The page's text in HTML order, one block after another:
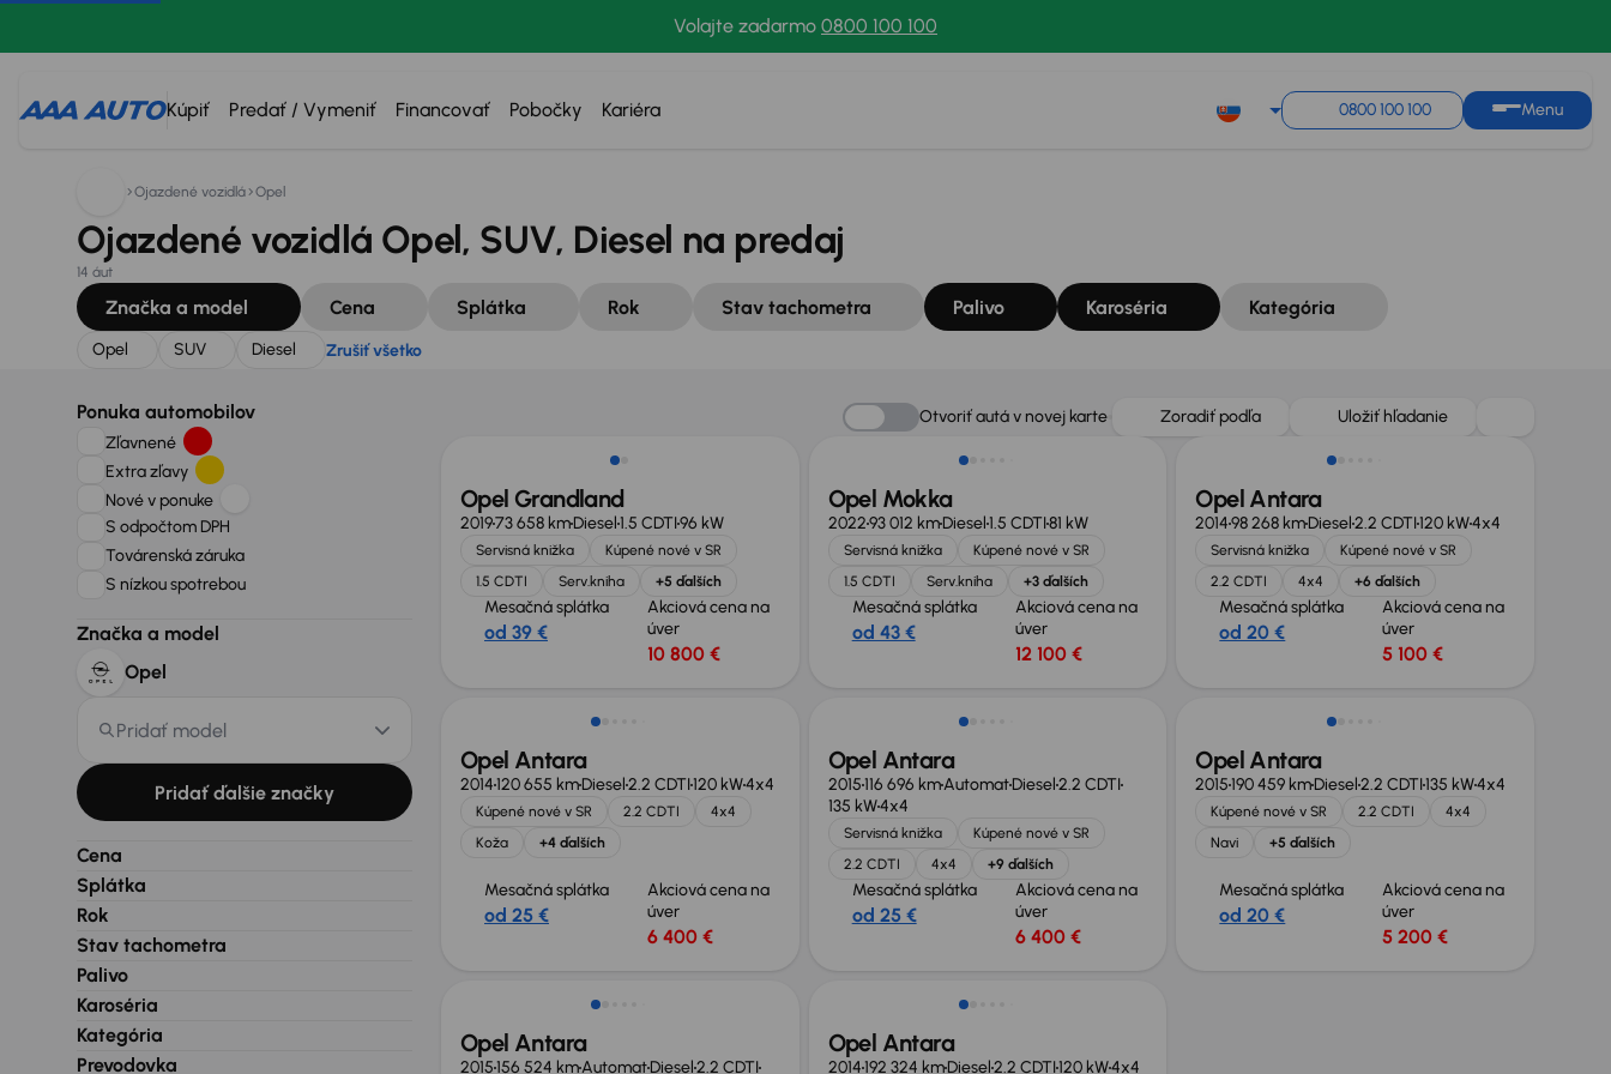
Volajte zadarmo 0800 100 100
Kúpiť Predať / Vymeniť Financovať Pobočky Kariéra 0800 100 100 Menu
Hľadáte: Zrušiť všetko
Ojazdené vozidlá Opel
Ojazdené vozidlá Opel, SUV, Diesel na predaj
14 áut
Značka a model Cena Splátka Rok Stav tachometra Palivo Karoséria Kategória
Opel SUV Diesel Zrušiť všetko
Ponuka automobilov
Zľavnené
Extra zľavy
Nové v ponuke
S odpočtom DPH
Továrenská záruka
S nízkou spotrebou
Značka a model
Opel
Pridať model
Pridať ďalšie značky
Cena
Splátka
Rok
Stav tachometra
Palivo
Karoséria
Kategória
Prevodovka
Otvoriť autá v novej karte Zoradiť podľa Uložiť hľadanie
Opel Grandland
201973 658 kmDiesel1.5 CDTI96 kW
Servisná knižka
Kúpené nové v SR
1.5 CDTI
Serv.kniha +5 ďalších
Mesačná splátka
od 39 €
Akciová cena na
úver
10 800 €
Nové v ponuke
Opel Mokka
202293 012 kmDiesel1.5 CDTI81 kW
Servisná knižka
Kúpené nové v SR
1.5 CDTI
Serv.kniha +3 ďalších
Mesačná splátka
od 43 €
Akciová cena na
úver
12 100 €
Nové v ponuke
Opel Antara
201498 268 kmDiesel2.2 CDTI120 kW4x4
Servisná knižka
Kúpené nové v SR
2.2 CDTI
4x4 +6 ďalších
Mesačná splátka
od 20 €
Akciová cena na
úver
5 100 €
Opel Antara
2014120 655 kmDiesel2.2 CDTI120 kW4x4
Kúpené nové v SR 2.2 CDTI
4x4
Koža
+4 ďalších
Mesačná splátka
od 25 €
Akciová cena na
úver
6 400 €
Opel Antara
2015116 696 kmAutomatDiesel2.2 CDTI
135 kW4x4
Servisná knižka
Kúpené nové v SR
2.2 CDTI
4x4 +9 ďalších
Mesačná splátka
od 25 €
Akciová cena na
úver
6 400 €
Opel Antara
2015190 459 kmDiesel2.2 CDTI135 kW4x4
Kúpené nové v SR 2.2 CDTI
4x4
Navi
+5 ďalších
Mesačná splátka
od 20 €
Akciová cena na
úver
5 200 €
Opel Antara
2015156 524 kmAutomatDiesel2.2 CDTI
Opel Antara
2014192 324 kmDiesel2.2 CDTI120 kW4x4